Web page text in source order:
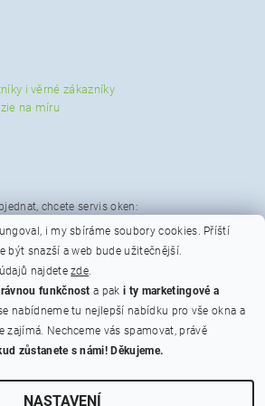
i věrné zákazníky
na míru
chcete servis oken:
6 - Břevnov, PSČ 162 00
ikony
i my sbíráme soubory cookies. Příští
být snazší a web bude užitečnější.
najdete zde.
funkčnost a paki ty marketingové a
nabídneme tu nejlepší nabídku pro vše okna a
zajímá. Nechceme vás spamovat, právě
zůstanete s námi! Děkujeme.
NASTAVENÍ